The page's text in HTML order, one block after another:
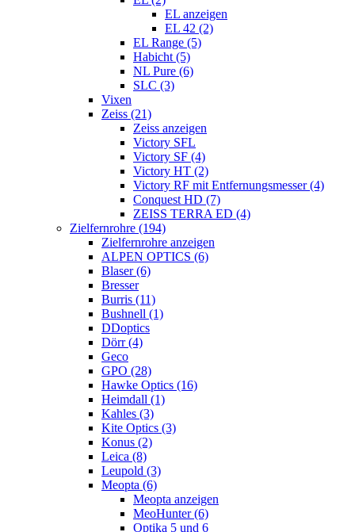
EL anzeigen
EL 42 (2)
EL Range (5)
Habicht (5)
NL Pure (6)
SLC (3)
Vixen
Zeiss (21)
Zeiss anzeigen
Victory SFL
Victory SF (4)
Victory HT (2)
Victory RF mit Entfernungsmesser (4)
Conquest HD (7)
ZEISS TERRA ED (4)
Zielfernrohre (194)
Zielfernrohre anzeigen
ALPEN OPTICS (6)
Blaser (6)
Bresser
Burris (11)
Bushnell (1)
DDoptics
Dörr (4)
Geco
GPO (28)
Hawke Optics (16)
Heimdall (1)
Kahles (3)
Kite Optics (3)
Konus (2)
Leica (8)
Leupold (3)
Meopta (6)
Meopta anzeigen
MeoHunter (6)
Optika 5 und 6